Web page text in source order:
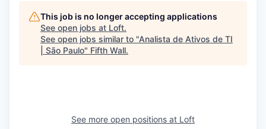
This job is no longer accepting applications
See open jobs at Loft.
See open jobs similar to "Analista de Ativos de TI
| São Paulo" Fifth Wall.
See more open positions at Loft